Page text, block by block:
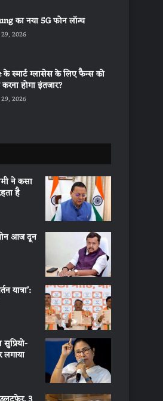
का नया 5G फोन लॉन्च
2026
स्मार्ट ग्लासेस के लिए फैन्स को
होगा इंतजार?
2026
ने कसा
है
आज दून
यात्रा’:
लगाया